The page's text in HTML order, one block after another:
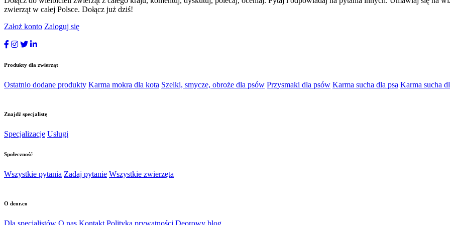
zwierząt w całej Polsce. Dołącz już dziś!
Założ konto Zaloguj się
Produkty dla zwierząt
Ostatnio dodane produkty Karma mokra dla kota Szelki, smycze, obroże dla psów Przysmaki dla psów Karma sucha dla psa Karma sucha
Znajdź specjalistę
Specjalizacje Usługi
Społeczność
Wszystkie pytania Zadaj pytanie Wszystkie zwierzęta
O deor.co
Dla specjalistów O nas Kontakt Polityka prywatności Deorowy blog